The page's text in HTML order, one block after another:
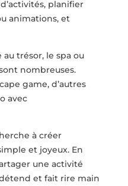
planifier
animations, et
au trésor, le spa ou
nombreuses.
game, d’autres
avec
à créer
et joyeux. En
une activité
et fait rire main